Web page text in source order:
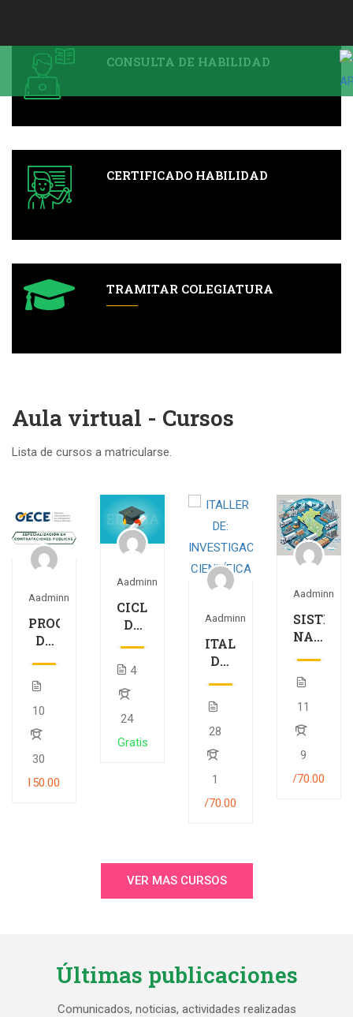
CONSULTA DE HABILIDAD
CERTIFICADO HABILIDAD
TRAMITAR COLEGIATURA
Aula virtual - Cursos
Lista de cursos a matricularse.
Aadminn
PROGRAMA
DE
CONTRATACIONES
PÚBLICAS
10
30
S/150.00
Aadminn
CICLO
DE
4
24
Gratis
Aadminn
ITALLER
DE:
INVESTIGACIÓN
28
1
S/70.00
Aadminn
11
9
S/70.00
VER MAS CURSOS
Últimas publicaciones
Comunicados, noticias, actividades realizadas